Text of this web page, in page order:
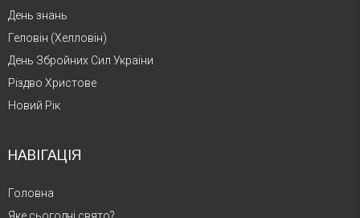
День знань
Геловін (Хелловін)
День Збройних Сил України
Різдво Христове
Новий Рік
НАВІГАЦІЯ
Головна